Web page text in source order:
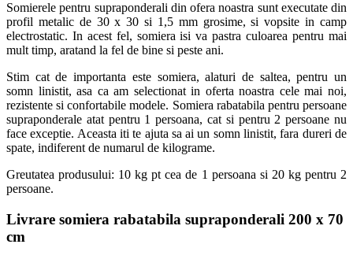
Somierele pentru supraponderali din ofera noastra sunt executate din
profil metalic de 30 x 30 si 1,5 mm grosime, si vopsite in camp
electrostatic. In acest fel, somiera isi va pastra culoarea pentru mai
mult timp, aratand la fel de bine si peste ani.
Stim cat de importanta este somiera, alaturi de saltea, pentru un
somn linistit, asa ca am selectionat in oferta noastra cele mai noi,
rezistente si confortabile modele. Somiera rabatabila pentru persoane
supraponderale atat pentru 1 persoana, cat si pentru 2 persoane nu
face exceptie. Aceasta iti te ajuta sa ai un somn linistit, fara dureri de
spate, indiferent de numarul de kilograme.
Greutatea produsului: 10 kg pt cea de 1 persoana si 20 kg pentru 2
persoane.
Livrare somiera rabatabila supraponderali 200 x 70
cm